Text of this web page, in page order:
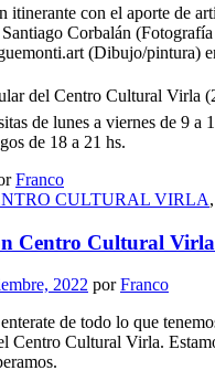
itinerante con el aporte de
Santiago Corbalán
(Dibujo/pintura)
del Centro Cultural Virla
de lunes a viernes de 9 a
de 18 a 21 hs.
Franco
CULTURAL VIRLA,
Centro Cultural
2022 porFranco
de todo lo que
Centro Cultural Virla.